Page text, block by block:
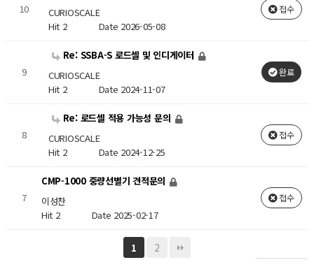
10
CURIOSCALE
Hit 2 Date 2026-05-08
접수
9
Re: SSBA-S 로드셀 및 인디게이터
CURIOSCALE
Hit 2 Date 2024-11-07
완료
8
Re: 로드셀 적용 가능성 문의
CURIOSCALE
Hit 2 Date 2024-12-25
접수
7
CMP-1000 중량선별기 견적문의
이성찬
Hit 2 Date 2025-02-17
접수
1 2